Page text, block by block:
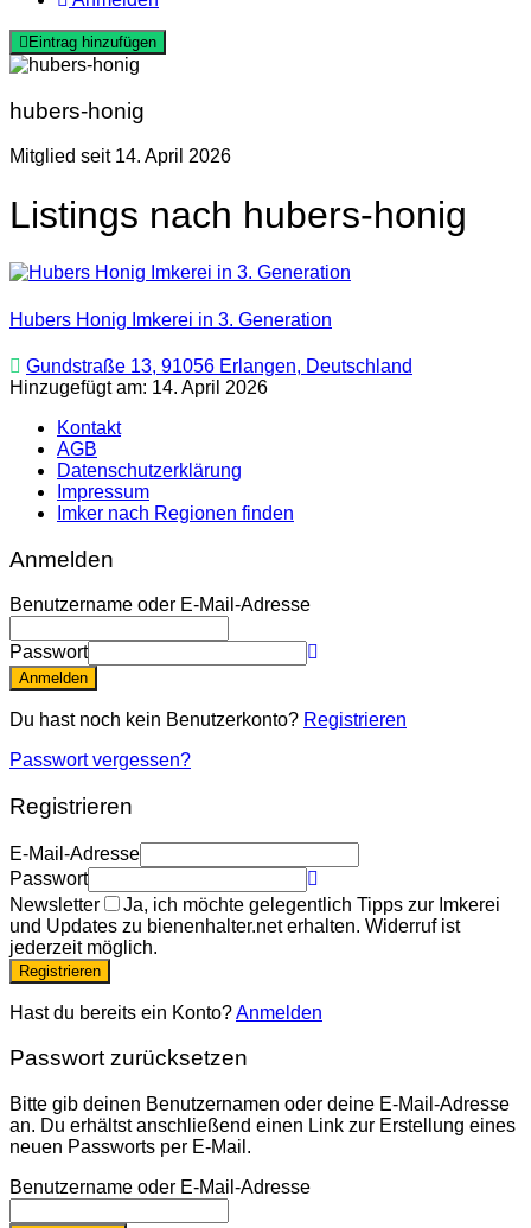
Eintrag hinzufügen
hubers-honig
Mitglied seit 14. April 2026
Listings nach hubers-honig
Hubers Honig Imkerei in 3. Generation
Gundstraße 13, 91056 Erlangen, Deutschland
Hinzugefügt am: 14. April 2026
Kontakt
AGB
Datenschutzerklärung
Impressum
Imker nach Regionen finden
Anmelden
Benutzername oder E-Mail-Adresse
Passwort
Anmelden
Du hast noch kein Benutzerkonto? Registrieren
Passwort vergessen?
Registrieren
E-Mail-Adresse
Passwort
Newsletter
Ja, ich möchte gelegentlich Tipps zur Imkerei
und Updates zu bienenhalter.net erhalten. Widerruf ist
jederzeit möglich.
Registrieren
Hast du bereits ein Konto?Anmelden
Passwort zurücksetzen
Bitte gib deinen Benutzernamen oder deine E-Mail-Adresse
an. Du erhältst anschließend einen Link zur Erstellung eines
neuen Passworts per E-Mail.
Benutzername oder E-Mail-Adresse